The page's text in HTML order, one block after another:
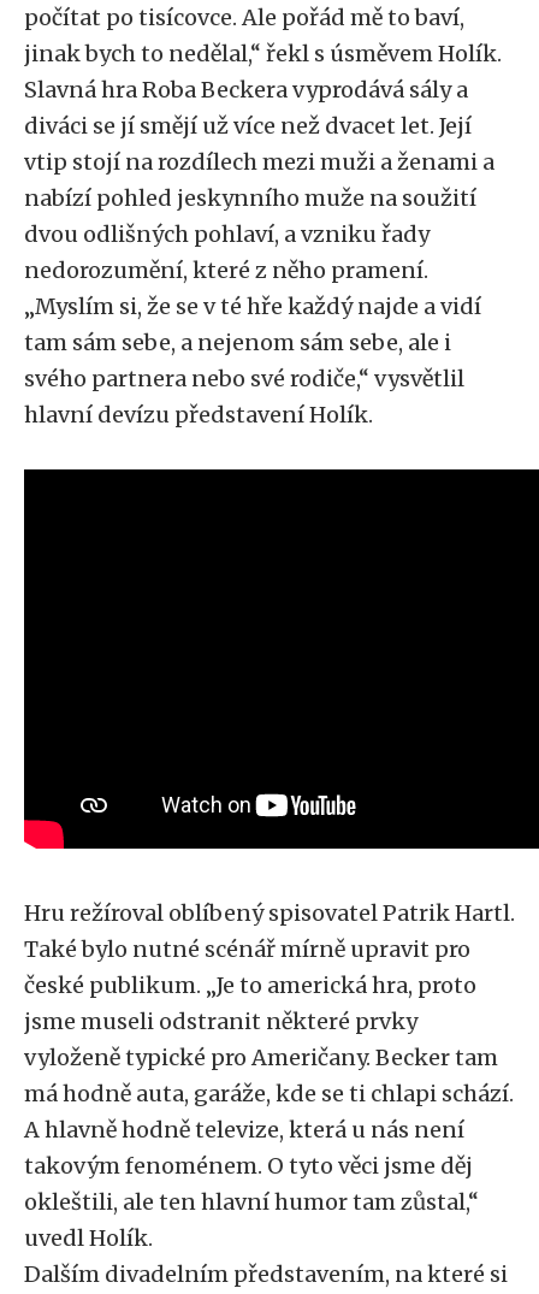
počítat po tisícovce. Ale pořád mě to baví,
jinak bych to nedělal,“ řekl s úsměvem Holík.
Slavná hra Roba Beckera vyprodává sály a
diváci se jí smějí už více než dvacet let. Její
vtip stojí na rozdílech mezi muži a ženami a
nabízí pohled jeskynního muže na soužití
dvou odlišných pohlaví, a vzniku řady
nedorozumění, které z něho pramení.
„Myslím si, že se v té hře každý najde a vidí
tam sám sebe, a nejenom sám sebe, ale i
svého partnera nebo své rodiče,“ vysvětlil
hlavní devízu představení Holík.
Hru režíroval oblíbený spisovatel Patrik Hartl.
Také bylo nutné scénář mírně upravit pro
české publikum. „Je to americká hra, proto
jsme museli odstranit některé prvky
vyloženě typické pro Američany. Becker tam
má hodně auta, garáže, kde se ti chlapi schází.
A hlavně hodně televize, která u nás není
takovým fenoménem. O tyto věci jsme děj
okleštili, ale ten hlavní humor tam zůstal,“
uvedl Holík.
Dalším divadelním představením, na které si